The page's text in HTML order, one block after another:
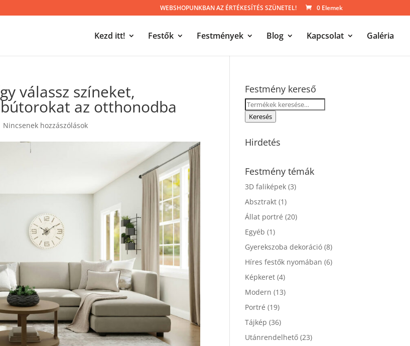
WEBSHOPUNKBAN AZ ÉRTÉKESÍTÉS SZÜNETEL! 0 Elemek
Kezd itt! Festők Festmények Blog Kapcsolat Galéria
válassz színeket,
az otthonodba
Nincsenek hozzászólások
Festmény kereső
Keresés
a Keresés
Hirdetés
Festmény témák
3D faliképek (3)
Absztrakt (1)
Állat portré (20)
Egyéb (1)
Gyerekszoba dekoráció (8)
Híres festők nyomában (6)
Képkeret (4)
Modern (13)
Portré (19)
Tájkép (36)
Utánrendelhető (23)